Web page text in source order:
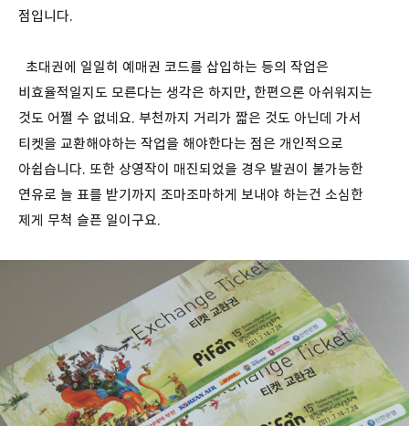
점입니다.
초대권에 일일히 예매권 코드를 삽입하는 등의 작업은
비효율적일지도 모른다는 생각은 하지만, 한편으론 아쉬워지는
것도 어쩔 수 없네요. 부천까지 거리가 짧은 것도 아닌데 가서
티켓을 교환해야하는 작업을 해야한다는 점은 개인적으로
아쉽습니다. 또한 상영작이 매진되었을 경우 발권이 불가능한
연유로 늘 표를 받기까지 조마조마하게 보내야 하는건 소심한
제게 무척 슬픈 일이구요.